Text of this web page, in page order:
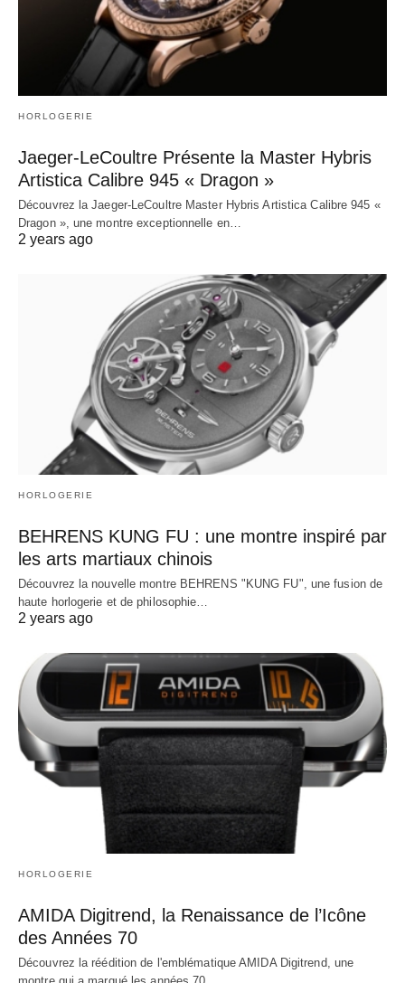
HORLOGERIE
Jaeger-LeCoultre Présente la Master Hybris
Artistica Calibre 945 « Dragon »
Découvrez la Jaeger-LeCoultre Master Hybris Artistica Calibre 945 «
Dragon », une montre exceptionnelle en…
2 years ago
HORLOGERIE
BEHRENS KUNG FU : une montre inspiré par
les arts martiaux chinois
Découvrez la nouvelle montre BEHRENS "KUNG FU", une fusion de
haute horlogerie et de philosophie…
2 years ago
HORLOGERIE
AMIDA Digitrend, la Renaissance de l’Icône
des Années 70
Découvrez la réédition de l'emblématique AMIDA Digitrend, une